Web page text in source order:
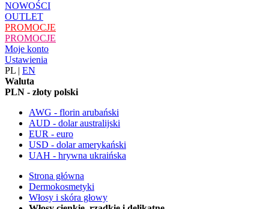
NOWOŚCI
OUTLET
PROMOCJE
PROMOCJE
Moje konto
Ustawienia
PL | EN
Waluta
PLN - złoty polski
AWG - florin arubański
AUD - dolar australijski
EUR - euro
USD - dolar amerykański
UAH - hrywna ukraińska
Strona główna
Dermokosmetyki
Włosy i skóra głowy